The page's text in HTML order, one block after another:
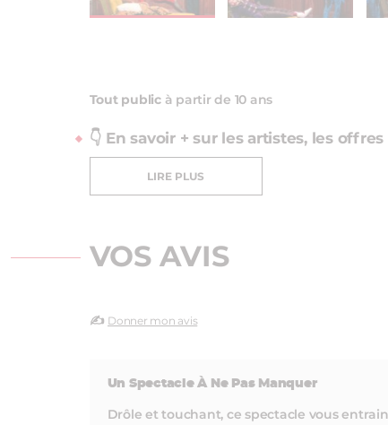
Tout publicà partir de 10 ans
👇 En savoir + sur les artistes, les
LIRE PLUS
VOS AVIS
✍️ Donner mon avis
Un Spectacle À Ne Pas Manquer
Drôle et touchant, ce spectacle vous